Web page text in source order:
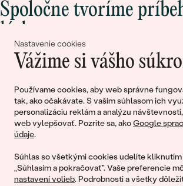
Nastavenie cookies
Vážime si vášho
Používame cookies, aby web správne
tak, ako očakávate. S vaším súhlasom ich
personalizáciu reklám a analýzu
web vylepšovať. Pozrite sa, akoGoogle
údaje.
Súhlas so všetkými cookies udelíte
„Súhlasím a pokračovať". Vaše preferencie
nastavení volieb. Podrobnosti a všetky
Spoločne tvoríme
Pripojte sa k nám!
© 2011 - 2026, Eppi.sk